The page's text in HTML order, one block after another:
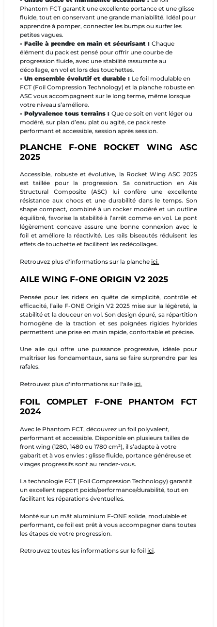
Phantom FCT garantit une excellente portance et une glisse
fluide, tout en conservant une grande maniabilité. Idéal pour
apprendre à pomper, connecter les bumps ou surfer les
petites vagues.
- Facile à prendre en main et sécurisant :Chaque
élément du pack est pensé pour offrir une courbe de
progression fluide, avec une stabilité rassurante au
décollage, en vol et lors des touchettes.
- Un ensemble évolutif et durable : Le foil modulable en
FCT (Foil Compression Technology) et la planche robuste en
ASC vous accompagnent sur le long terme, même lorsque
votre niveau s’améliore.
- Polyvalence tous terrains :Que ce soit en vent léger ou
modéré, sur plan d’eau plat ou agité, ce pack reste
performant et accessible, session après session.
PLANCHE F-ONE ROCKET WING ASC
2025
Accessible, robuste et évolutive, la Rocket Wing ASC 2025
est taillée pour la progression. Sa construction en Ais
Structural Composite (ASC) lui confère une excellente
résistance aux chocs et une durabilité dans le temps. Son
shape compact, combiné à un rocker modéré et un outline
équilibré, favorise la stabilité à l’arrêt comme en vol. Le pont
légèrement concave assure une bonne connexion avec le
foil et améliore la réactivité. Les rails biseautés réduisent les
effets de touchette et facilitent les redécollages.
Retrouvez plus d'informations sur la planche ici.
AILE WING F-ONE ORIGIN V2 2025
Pensée pour les riders en quête de simplicité, contrôle et
efficacité, l’aile F-ONE Origin V2 2025 mise sur la légèreté, la
stabilité et la douceur en vol. Son design épuré, sa répartition
homogène de la traction et ses poignées rigides hybrides
permettent une prise en main rapide, confortable et précise.
Une aile qui offre une puissance progressive, idéale pour
maîtriser les fondamentaux, sans se faire surprendre par les
rafales.
Retrouvez plus d'informations sur l'aile ici.
FOIL COMPLET F-ONE PHANTOM FCT
2024
Avec le Phantom FCT, découvrez un foil polyvalent,
performant et accessible. Disponible en plusieurs tailles de
front wing (1280, 1480 ou 1780 cm²), il s’adapte à votre
gabarit et à vos envies : glisse fluide, portance généreuse et
virages progressifs sont au rendez-vous.
La technologie FCT (Foil Compression Technology) garantit
un excellent rapport poids/performance/durabilité, tout en
facilitant les réparations éventuelles.
Monté sur un mât aluminium F-ONE solide, modulable et
performant, ce foil est prêt à vous accompagner dans toutes
les étapes de votre progression.
Retrouvez toutes les informations sur le foil ici.